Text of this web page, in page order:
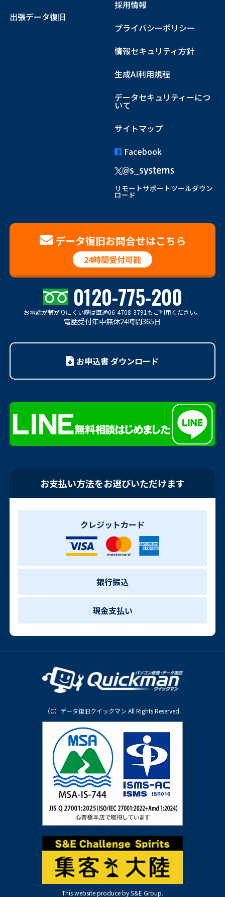
出張データ復旧
採用情報
プライバシーポリシー
情報セキュリティ方針
生成AI利用規程
データセキュリティーにつ
いて
サイトマップ
Facebook
リモートサポートツールダウン
ロード
データ復旧お問合せはこちら
24時間受付可能
0120-775-200
お電話が繋がりにくい際は直通06-4708-3791もご利用ください。
電話受付年中無休24時間365日
お申込書 ダウンロード
お支払い方法をお選びいただけます
クレジットカード
銀行振込
現金支払い
（C）データ復旧クイックマン All Rights Reserved.
This website produce by S&E Group.